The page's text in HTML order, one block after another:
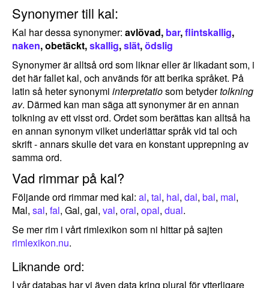
Synonymer till kal:
Kal har dessa synonymer: avlövad, bar,flintskallig,
naken, obetäckt,skallig,slät,ödslig
Synonymer är alltså ord som liknar eller är likadant som, i
det här fallet kal, och används för att berika språket. På
latin så heter synonymi interpretatiosom betydertolkning
av. Därmed kan man säga att synonymer är en annan
tolkning av ett visst ord. Ordet som berättas kan alltså ha
en annan synonym vilket underlättar språk vid tal och
skrift - annars skulle det vara en konstant upprepning av
samma ord.
Vad rimmar på kal?
Följande ord rimmar med kal: al, tal, hal, dal, bal, mal,
Mal, sal, fal, Gal, gal, val, oral, opal, dual.
Se mer rim i vårt rimlexikon som ni hittar på sajten
rimlexikon.nu.
Liknande ord:
I vår databas har vi även data kring plural för ytterligare